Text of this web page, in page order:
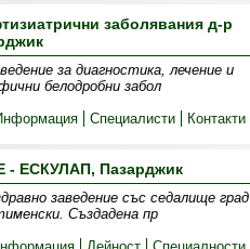
заболявания д-р
за диагностика, лечение и
белодробни забол
Специалисти Контакти
ЕСКУЛАП, Пазарджик
заведение със седалище град
Създадена пр